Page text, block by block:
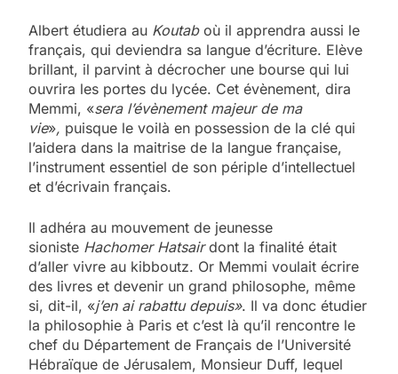
Albert étudiera au Koutaboù il apprendra aussi le
français, qui deviendra sa langue d’écriture. Elève
brillant, il parvint à décrocher une bourse qui lui
ouvrira les portes du lycée. Cet évènement, dira
Memmi, «sera l’évènement majeur de ma
vie», puisque le voilà en possession de la clé qui
l’aidera dans la maitrise de la langue française,
l’instrument essentiel de son périple d’intellectuel
et d’écrivain français.
Il adhéra au mouvement de jeunesse
sioniste Hachomer Hatsairdont la finalité était
d’aller vivre au kibboutz. Or Memmi voulait écrire
des livres et devenir un grand philosophe, même
si, dit-il, «j’en ai rabattu depuis». Il va donc étudier
la philosophie à Paris et c’est là qu’il rencontre le
chef du Département de Français de l’Université
Hébraïque de Jérusalem, Monsieur Duff, lequel